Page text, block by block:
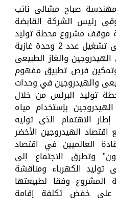
صباح مشالى نائب
رئيس الشركة القابضة
موقف مشروع محطة توليد
البرلس حيث جارى العمل على تشغيل عدد 2 وحدة غازية
والغاز الطبيعى
وتمكين فرص تطبيق مفهوم
والهيدروجين في وحدات
توليد البرلس من خلال
بإستخدام مياه
الاهتمام الذى توليه
الهيدروجين الأخضر
العالميين في اقتصاد
وتطرق الاجتماع إلى
توليد الكهرباء ومناقشة
المشروع وفقا لطبيعتها
على خفض تكلفة إقامة